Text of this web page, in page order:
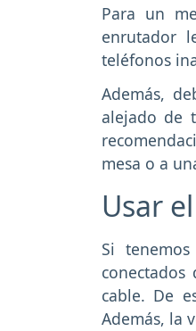
Para un
enrutador
teléfonos
Además,
alejado de
mesa o a
Usar
Si
cable. De
Además, la